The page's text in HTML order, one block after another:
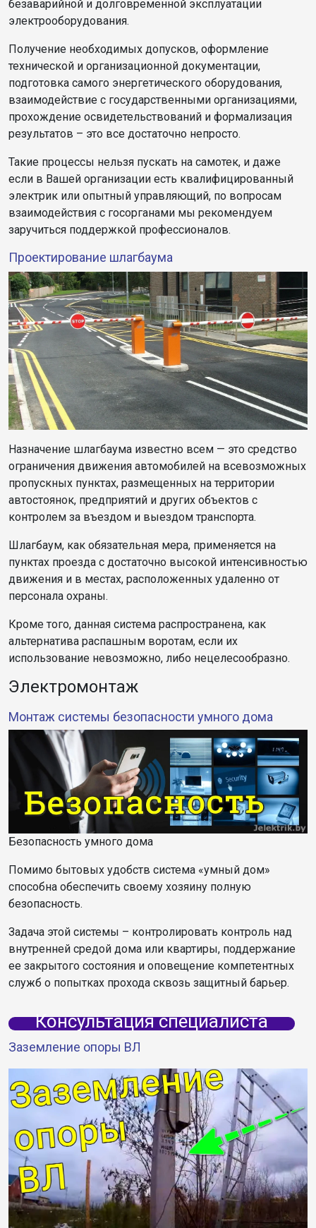
безаварийной и долговременной эксплуатации
электрооборудования.
Получение необходимых допусков, оформление
технической и организационной документации,
подготовка самого энергетического оборудования,
взаимодействие с государственными организациями,
прохождение освидетельствований и формализация
результатов – это все достаточно непросто.
Такие процессы нельзя пускать на самотек, и даже
если в Вашей организации есть квалифицированный
электрик или опытный управляющий, по вопросам
взаимодействия с госорганами мы рекомендуем
заручиться поддержкой профессионалов.
Проектирование шлагбаума
Назначение шлагбаума известно всем — это средство
ограничения движения автомобилей на всевозможных
пропускных пунктах, размещенных на территории
автостоянок, предприятий и других объектов c
контролем за въездом и выездом транспорта.
Шлагбаум, как обязательная мера, применяется на
пунктах проезда с достаточно высокой интенсивностью
движения и в местах, расположенных удаленно от
персонала охраны.
Кроме того, данная система распространена, как
альтернатива распашным воротам, если их
использование невозможно, либо нецелесообразно.
Электромонтаж
Монтаж системы безопасности умного дома
Безопасность умного дома
Помимо бытовых удобств система «умный дом»
способна обеспечить своему хозяину полную
безопасность.
Задача этой системы – контролировать контроль над
внутренней средой дома или квартиры, поддержание
ее закрытого состояния и оповещение компетентных
служб о попытках прохода сквозь защитный барьер.
Консультация специалиста
Заземление опоры ВЛ